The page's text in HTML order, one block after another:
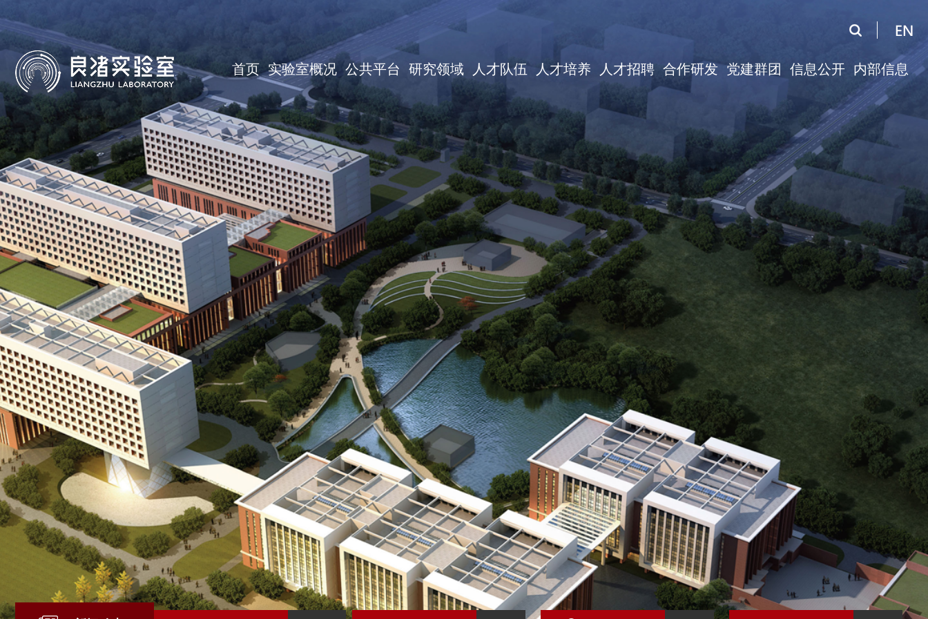
首页 实验室概况 公共平台 研究领域 人才队伍 人才培养 人才招聘 合作研发 党建群团 信息公开 内部信息
实
室
概
况
公
平
台
究
领
域
人
才
队
伍
人
才
培
养
人
才
招
聘
合
作
研
发
党
建
群
团
信
息
公
开
内
部
信
息